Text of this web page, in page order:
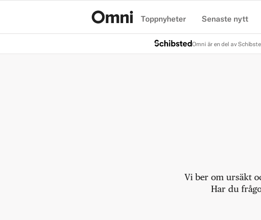
Toppnyheter Senaste nytt
Omni är en del av
Vi ber om ursäkt
Har du